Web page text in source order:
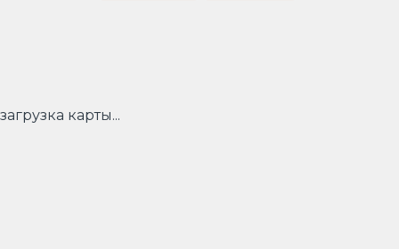
загрузка карты...